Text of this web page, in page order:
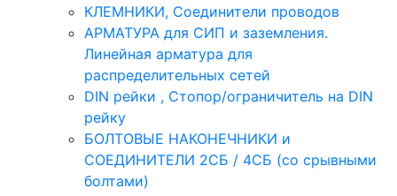
КЛЕМНИКИ, Соединители проводов
АРМАТУРА для СИП и заземления.
Линейная арматура для
распределительных сетей
DIN рейки , Стопор/ограничитель на DIN
рейку
БОЛТОВЫЕ НАКОНЕЧНИКИ и
СОЕДИНИТЕЛИ 2СБ / 4СБ (со срывными
болтами)